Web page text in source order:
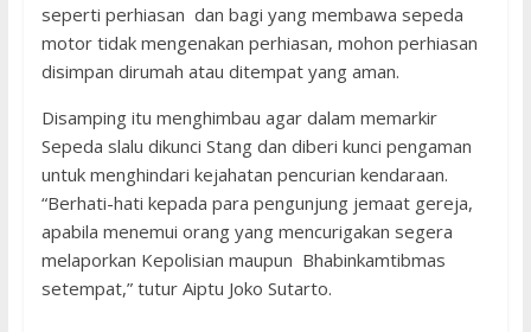
seperti perhiasan dan bagi yang membawa sepeda
motor tidak mengenakan perhiasan, mohon perhiasan
disimpan dirumah atau ditempat yang aman.
Disamping itu menghimbau agar dalam memarkir
Sepeda slalu dikunci Stang dan diberi kunci pengaman
untuk menghindari kejahatan pencurian kendaraan.
“Berhati-hati kepada para pengunjung jemaat gereja,
apabila menemui orang yang mencurigakan segera
melaporkan Kepolisian maupun Bhabinkamtibmas
setempat,” tutur Aiptu Joko Sutarto.